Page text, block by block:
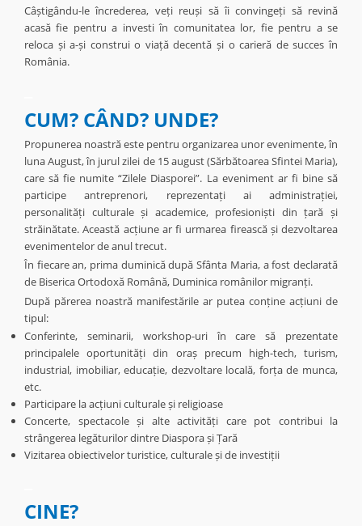
Câștigându-le încrederea, veți reuși să îi convingeți să revină
acasă fie pentru a investi în comunitatea lor, fie pentru a se
reloca și a-și construi o viață decentă și o carieră de succes în
România.
CUM? CÂND? UNDE?
Propunerea noastră este pentru organizarea unor evenimente, în
luna August, în jurul zilei de 15 august (Sărbătoarea Sfintei Maria),
care să fie numite “Zilele Diasporei”. La eveniment ar fi bine să
participe antreprenori, reprezentați ai administrației,
personalități culturale și academice, profesioniști din țară și
străinătate. Această acțiune ar fi urmarea firească și dezvoltarea
evenimentelor de anul trecut.
În fiecare an, prima duminică după Sfânta Maria, a fost declarată
de Biserica Ortodoxă Română, Duminica românilor migranți.
După părerea noastră manifestările ar putea conține acțiuni de
tipul:
Conferinte, seminarii, workshop-uri în care să prezentate
principalele oportunități din oraș precum high-tech, turism,
industrial, imobiliar, educație, dezvoltare locală, forța de munca,
etc.
Participare la acțiuni culturale și religioase
Concerte, spectacole și alte activități care pot contribui la
strângerea legăturilor dintre Diaspora și Țară
Vizitarea obiectivelor turistice, culturale și de investiții
CINE?